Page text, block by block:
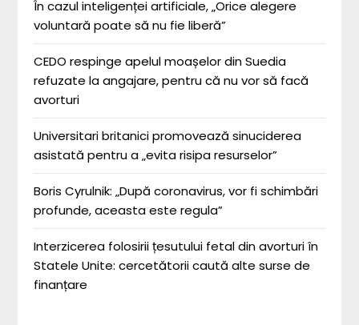
În cazul inteligenței artificiale, „Orice alegere
voluntară poate să nu fie liberă”
CEDO respinge apelul moașelor din Suedia
refuzate la angajare, pentru că nu vor să facă
avorturi
Universitari britanici promovează sinuciderea
asistată pentru a „evita risipa resurselor”
Boris Cyrulnik: „După coronavirus, vor fi schimbări
profunde, aceasta este regula”
Interzicerea folosirii țesutului fetal din avorturi în
Statele Unite: cercetătorii caută alte surse de
finanțare